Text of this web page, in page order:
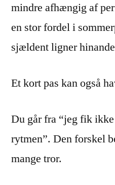
mindre afhængig af
en stor fordel i
sjældent ligner
Et kort pas kan også
Du går fra “jeg fik
rytmen”. Den forskel
mange tror.